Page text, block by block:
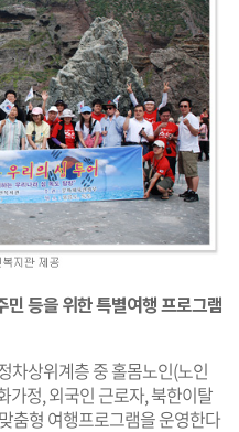
등을 위한 특별여행 프로그램
차상위계층 중 홀몸노인(노인
가정, 외국인 근로자, 북한이탈
춤형 여행프로그램을 운영한다